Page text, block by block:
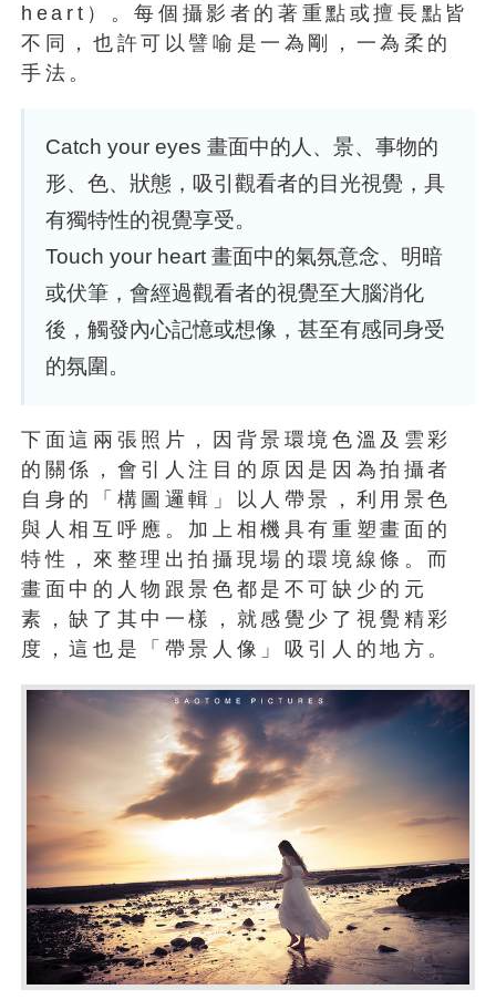
heart）。每個攝影者的著重點或擅長點皆
不同，也許可以譬喻是一為剛，一為柔的
手法。
Catch your eyes 畫面中的人、景、事物的
形、色、狀態，吸引觀看者的目光視覺，具
有獨特性的視覺享受。
Touch your heart 畫面中的氣氛意念、明暗
或伏筆，會經過觀看者的視覺至大腦消化
後，觸發內心記憶或想像，甚至有感同身受
的氛圍。
下面這兩張照片，因背景環境色溫及雲彩
的關係，會引人注目的原因是因為拍攝者
自身的「構圖邏輯」以人帶景，利用景色
與人相互呼應。加上相機具有重塑畫面的
特性，來整理出拍攝現場的環境線條。而
畫面中的人物跟景色都是不可缺少的元
素，缺了其中一樣，就感覺少了視覺精彩
度，這也是「帶景人像」吸引人的地方。